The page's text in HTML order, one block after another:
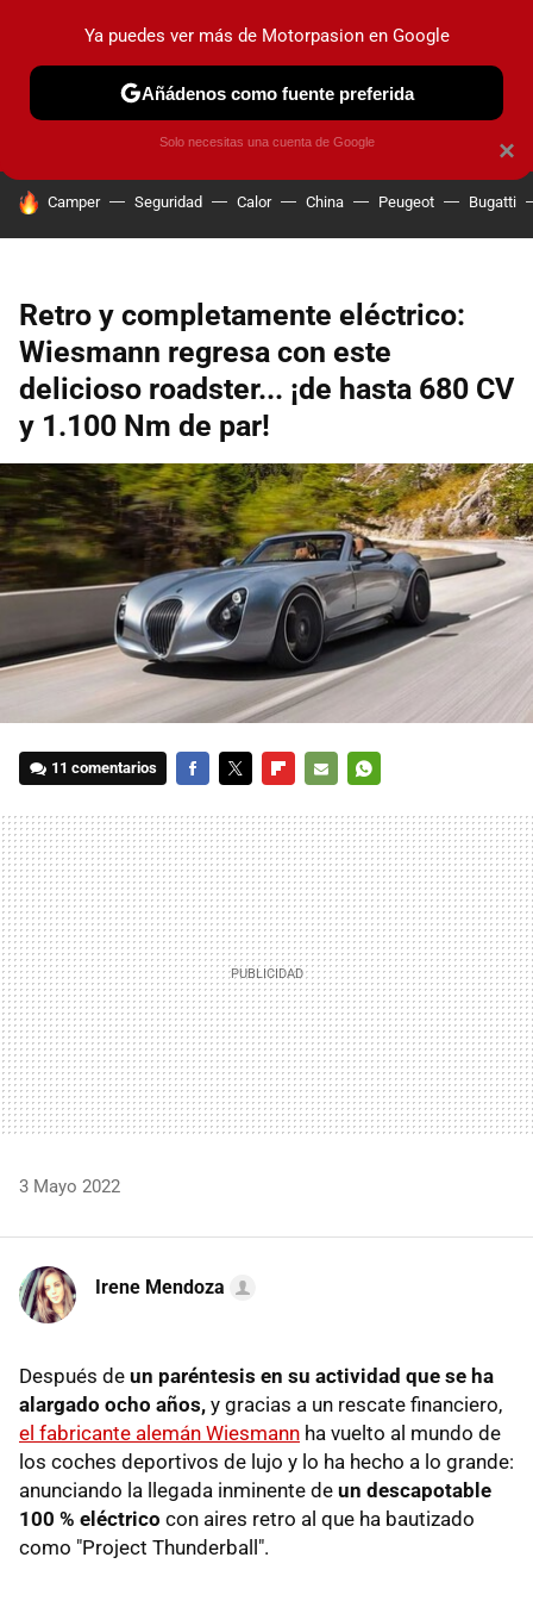
PRUEBAS COCHES ELÉCTRICOS OBSERVATORIO
HOY SE HABLA DE
Camper Seguridad Calor China Peugeot Bugatti
Retro y completamente eléctrico:
Wiesmann regresa con este
delicioso roadster... ¡de hasta 680 CV
y 1.100 Nm de par!
11 comentarios
MAIL
3 Mayo 2022
Irene Mendoza
Después de un paréntesis en su actividad que se ha
alargado ocho años, y gracias a un rescate financiero,
el fabricante alemán Wiesmann ha vuelto al mundo de
los coches deportivos de lujo y lo ha hecho a lo grande:
anunciando la llegada inminente de un descapotable
100 % eléctrico con aires retro al que ha bautizado
como "Project Thunderball".
×
Ya puedes ver más de Motorpasion en Google
Añádenos como fuente preferida
Solo necesitas una cuenta de Google